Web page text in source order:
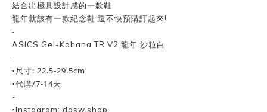
結合出極具設計感的一款鞋
龍年就該有一款紀念鞋 還不快預購訂起來!
-
ASICS Gel-Kahana TR V2 龍年 沙粒白
-
▫️尺寸: 22.5-29.5cm
▫️代購/7-14天
-
▫️Instagram: ddsw.shop